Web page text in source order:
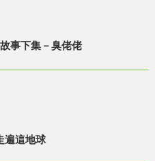
事下集－臭佬佬
遍這地球